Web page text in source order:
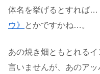
体名を挙げるとすれば…
ウ》
とかですかね…。
あの焼き畑ともとれる
言いませんが、あのア